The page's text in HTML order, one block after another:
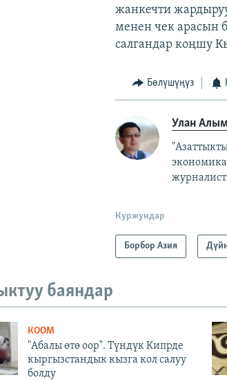
жанкечти
менен чек арасын
салгандар коңшу
Бөлүшүңүз
Улан
Куржундар
Борбор Азия
баяндар
КООМ
"Абалы өтө оор". Түндүк Кипрде
кыргызстандык кызга кол салуу
болду